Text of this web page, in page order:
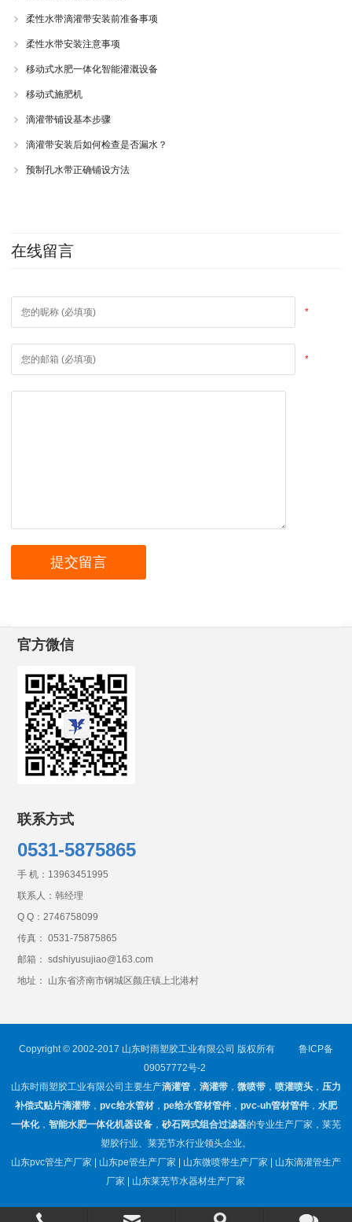
柔性水带滴灌带安装前准备事项
柔性水带安装注意事项
移动式水肥一体化智能灌溉设备
移动式施肥机
滴灌带铺设基本步骤
滴灌带安装后如何检查是否漏水？
预制孔水带正确铺设方法
在线留言
*
*
官方微信
联系方式
0531-5875865
手 机： 13963451995
联系人：韩经理
Q Q： 2746758099
传真： 0531-75875865
邮箱： sdshiyusujiao@163.com
地址： 山东省济南市钢城区颜庄镇上北港村
Copyright © 2002-2017 山东时雨塑胶工业有限公司 版权所有
鲁ICP备
09057772号-2
山东时雨塑胶工业有限公司主要生产滴灌管， 滴灌带， 微喷带， 喷灌喷头， 压力
补偿式贴片滴灌带， pvc给水管材， pe给水管材管件， pvc-uh管材管件， 水肥
一体化， 智能水肥一体化机器设备， 砂石网式组合过滤器的专业生产厂家，莱芜
塑胶行业、莱芜节水行业领头企业。
山东pvc管生产厂家 | 山东pe管生产厂家 | 山东微喷带生产厂家 | 山东滴灌管生产
厂家 | 山东莱芜节水器材生产厂家